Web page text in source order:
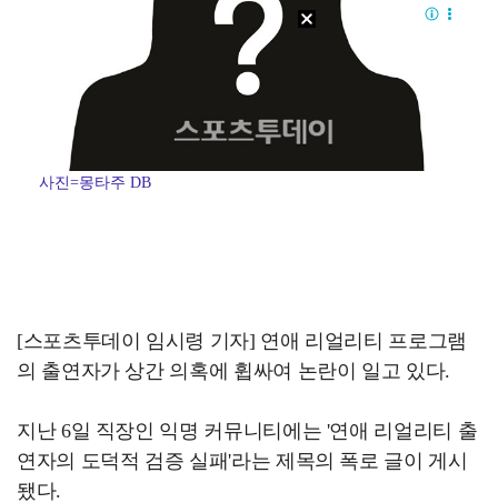
사진=몽타주 DB
[스포츠투데이 임시령 기자] 연애 리얼리티 프로그램
의 출연자가 상간 의혹에 휩싸여 논란이 일고 있다.
지난 6일 직장인 익명 커뮤니티에는 '연애 리얼리티 출
연자의 도덕적 검증 실패'라는 제목의 폭로 글이 게시
됐다.